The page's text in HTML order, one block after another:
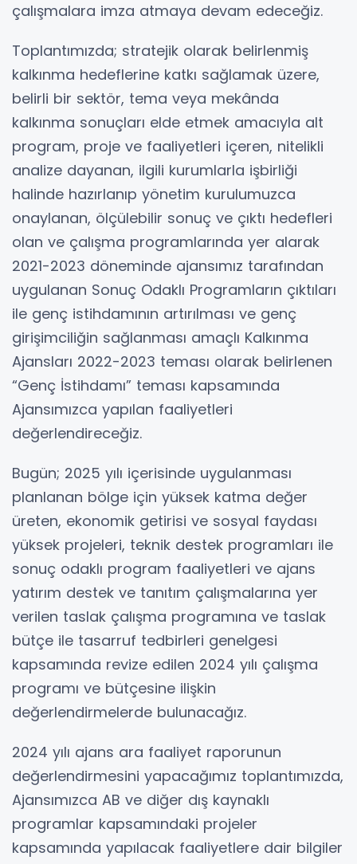
çalışmalara imza atmaya devam edeceğiz.
Toplantımızda; stratejik olarak belirlenmiş
kalkınma hedeflerine katkı sağlamak üzere,
belirli bir sektör, tema veya mekânda
kalkınma sonuçları elde etmek amacıyla alt
program, proje ve faaliyetleri içeren, nitelikli
analize dayanan, ilgili kurumlarla işbirliği
halinde hazırlanıp yönetim kurulumuzca
onaylanan, ölçülebilir sonuç ve çıktı hedefleri
olan ve çalışma programlarında yer alarak
2021-2023 döneminde ajansımız tarafından
uygulanan Sonuç Odaklı Programların çıktıları
ile genç istihdamının artırılması ve genç
girişimciliğin sağlanması amaçlı Kalkınma
Ajansları 2022-2023 teması olarak belirlenen
“Genç İstihdamı” teması kapsamında
Ajansımızca yapılan faaliyetleri
değerlendireceğiz.
Bugün; 2025 yılı içerisinde uygulanması
planlanan bölge için yüksek katma değer
üreten, ekonomik getirisi ve sosyal faydası
yüksek projeleri, teknik destek programları ile
sonuç odaklı program faaliyetleri ve ajans
yatırım destek ve tanıtım çalışmalarına yer
verilen taslak çalışma programına ve taslak
bütçe ile tasarruf tedbirleri genelgesi
kapsamında revize edilen 2024 yılı çalışma
programı ve bütçesine ilişkin
değerlendirmelerde bulunacağız.
2024 yılı ajans ara faaliyet raporunun
değerlendirmesini yapacağımız toplantımızda,
Ajansımızca AB ve diğer dış kaynaklı
programlar kapsamındaki projeler
kapsamında yapılacak faaliyetlere dair bilgiler